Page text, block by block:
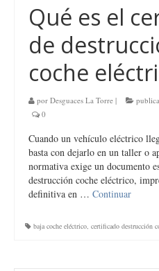
Qué es el
de
coche
por Desguaces La Torre |
0
Cuando un vehículo eléctrico
basta con dejarlo en un taller o
normativa exige un documento
destrucción coche eléctrico,
definitiva en … Continuar
baja coche eléctrico, certificado destrucción